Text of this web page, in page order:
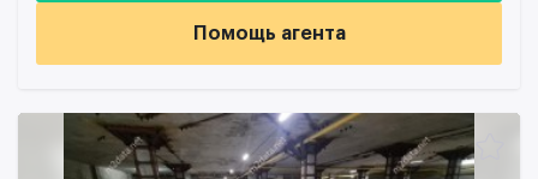
Помощь агента